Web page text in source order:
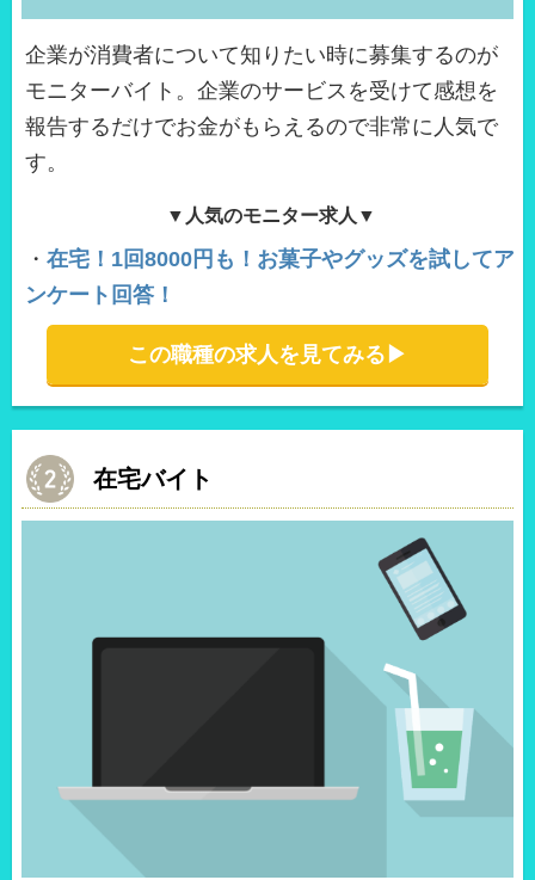
企業が消費者について知りたい時に募集するのが
モニターバイト。企業のサービスを受けて感想を
報告するだけでお金がもらえるので非常に人気で
す。
▼人気のモニター求人▼
・ 在宅！1回8000円も！お菓子やグッズを試してア
ンケート回答！
この職種の求人を見てみる▶︎
在宅バイト